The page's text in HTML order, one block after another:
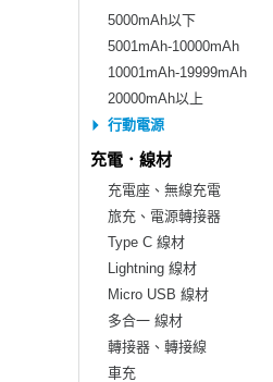
5000mAh以下
5001mAh-10000mAh
10001mAh-19999mAh
20000mAh以上
行動電源
充電．線材
充電座、無線充電
旅充、電源轉接器
Type C 線材
Lightning 線材
Micro USB 線材
多合一 線材
轉接器、轉接線
車充